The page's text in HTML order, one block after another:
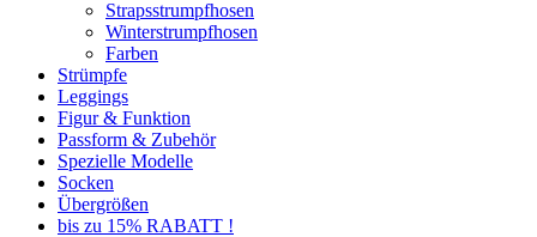
Strapsstrumpfhosen
Winterstrumpfhosen
Farben
Strümpfe
Leggings
Figur & Funktion
Passform & Zubehör
Spezielle Modelle
Socken
Übergrößen
bis zu 15% RABATT !